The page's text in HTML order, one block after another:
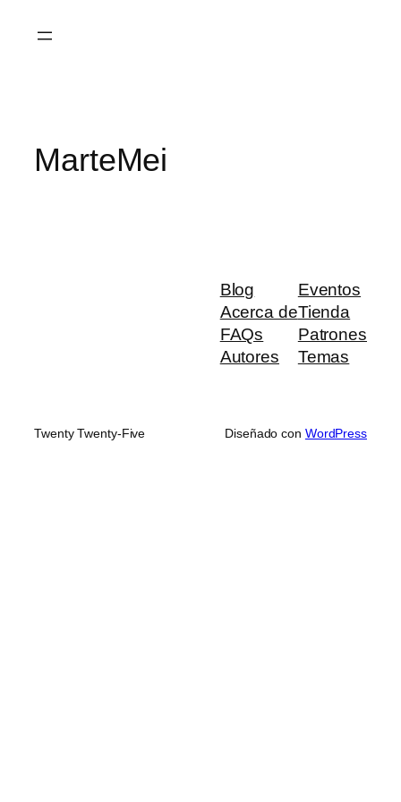
MarteMei
Blog
Acerca de
FAQs
Autores
Eventos
Tienda
Patrones
Temas
Twenty Twenty-Five Diseñado con WordPress